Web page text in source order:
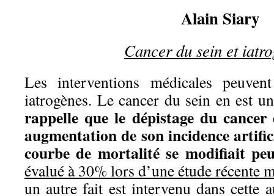
Alain Siary
Cancer du sein et
Les interventions médicales
iatrogènes. Le cancer du sein en est
rappelle que le dépistage du
augmentation de son incidence
courbe de mortalité se modifiait
évalué à 30% lors d’une étude récente
un autre fait est intervenu dans cette